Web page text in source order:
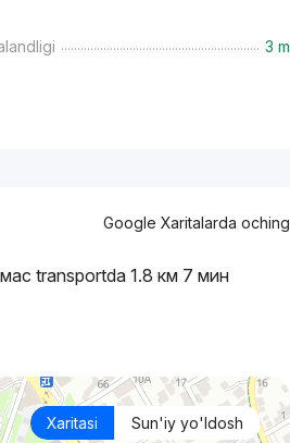
3 m
Google Xaritalarda oching
transportda 1.8 км 7 мин
Xaritasi Sun'iy yo'ldosh